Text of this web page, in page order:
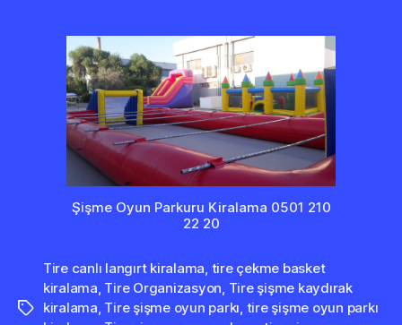
Şişme Oyun Parkuru Kiralama 0501 210
22 20
Etiketler
Tire canlı langırt kiralama, tire çekme basket
kiralama, Tire Organizasyon, Tire şişme kaydırak
kiralama, Tire şişme oyun parkı, tire şişme oyun parkı